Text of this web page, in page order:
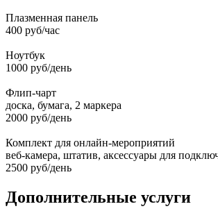
Плазменная панель
400 руб/час
Ноутбук
1000 руб/день
Флип-чарт
доска, бумага, 2 маркера
2000 руб/день
Комплект для онлайн-мероприятий
веб-камера, штатив, аксессуары для
2500 руб/день
Дополнительные услуги